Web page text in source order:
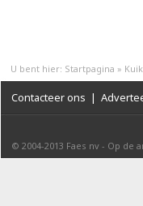
U bent hier: Startpagina »
Contacteer ons |
© 2004-2013 Faes nv - Op de